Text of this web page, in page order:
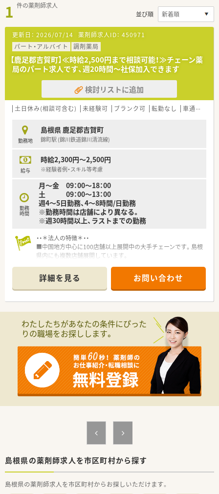
1 件の薬剤師求人
並び順
更新日： 2026/07/14 薬剤師求人ID： 450971
パート・アルバイト
調剤薬局
【鹿足郡吉賀町】≪時給2,500円まで相談可能！≫チェーン薬
局のパート求人です、週20時間～社保加入できます
検討リストに追加
土日休み(相談可含む) 未経験可 ブランク可 転勤なし 車通勤可
勤務地
島根県 鹿足郡吉賀町
錦町駅 (錦川鉄道錦川清流線)
給与
時給2,300円～2,500円
※経験者例・スキル等考慮
勤務
時間
月～金 09：00～18：00
土 09：00～13：00
週4～5日勤務、4～8時間/日勤務
※勤務時間は店舗により異なる。
※週30時間以上、ラストまでの勤務
・・＊法人の特徴＊・・
■中国地方中心に100店舗以上展開中の大手チェーンです。島根
県内にも複数店舗展開しています。
らご勤務して頂く事が可能です。
■週20時間勤務～社会保険に加入できます。
・・＊こんな薬局です＊・・
■スロープや広いトイレあり、バリアフリー薬局となっています
■調剤未経験・ブランク有の方も歓迎します、お気軽にお問合せ
ください
詳細を見る お問い合わせ
わたしたちがあなたの条件にぴった
りの職場をお探しします。
島根県の薬剤師求人を市区町村から探す
島根県の薬剤師求人を市区町村からお探しいただけます。